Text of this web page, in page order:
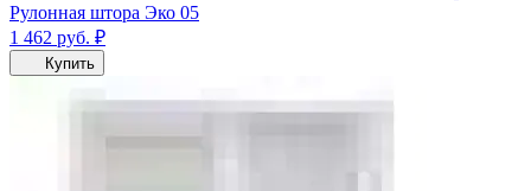
Рулонная штора Эко 05
1 462 руб. ₽
Купить